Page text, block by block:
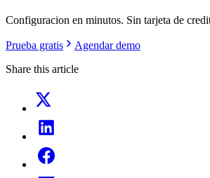
Configuracion en minutos. Sin tarjeta de
Prueba gratis
Agendar demo
Share this article